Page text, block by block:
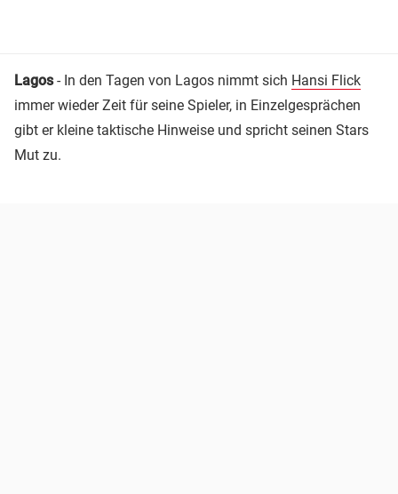
Lagos- In den Tagen von Lagos nimmt sich Hansi Flick
immer wieder Zeit für seine Spieler, in Einzelgesprächen
gibt er kleine taktische Hinweise und spricht seinen Stars
Mut zu.